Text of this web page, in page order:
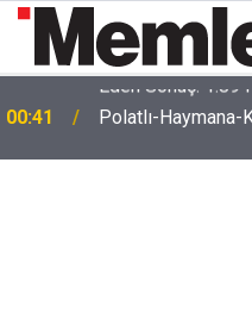
00:41 Polatlı-Haymana-